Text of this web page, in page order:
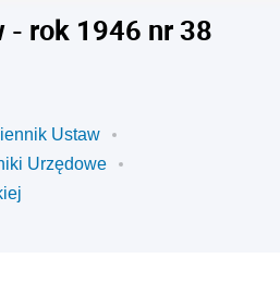
- rok 1946 nr 38
Ustaw
Urzędowe